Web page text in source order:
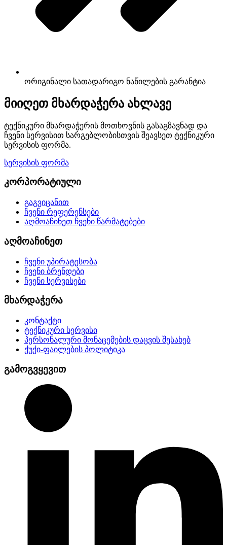
ორიგინალი სათადარიგო ნაწილების გარანტია
მიიღეთ მხარდაჭერა ახლავე
ტექნიკური მხარდაჭერის მოთხოვნის გასაგზავნად და
ჩვენი სერვისით სარგებლობისთვის შეავსეთ ტექნიკური
სერვისის ფორმა.
სერვისის ფორმა
კორპორატიული
გაგვიცანით
ჩვენი რეფერენსები
აღმოაჩინეთ ჩვენი წარმატებები
აღმოაჩინეთ
ჩვენი უპირატესობა
ჩვენი ბრენდები
ჩვენი სერვისები
მხარდაჭერა
კონტაქტი
ტექნიკური სერვისი
პერსონალური მონაცემების დაცვის შესახებ
ქუქი-ფაილების პოლიტიკა
გამოგვყევით